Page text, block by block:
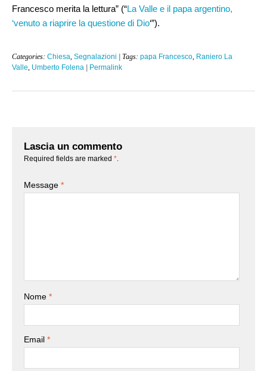
Francesco merita la lettura” (“La Valle e il papa argentino,
‘venuto a riaprire la questione di Dio‘”).
Categories: Chiesa Segnalazioni | Tags: papa Francesco Raniero La
Valle Umberto Folena | Permalink
Lascia un commento
Required fields are marked *
Message *
Nome *
Email *